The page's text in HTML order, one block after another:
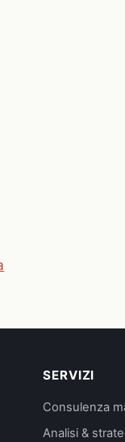
SERVIZI
Consulenza
Analisi &